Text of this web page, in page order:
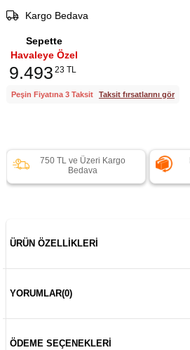
Kargo Bedava
Sepette
Havaleye Özel
9.493 23 TL
Peşin Fiyatına 3 Taksit Taksit fırsatlarını gör
750 TL ve Üzeri Kargo
Bedava
ÜRÜN ÖZELLIKLERI
YORUMLAR(0)
ÖDEME SEÇENEKLERI